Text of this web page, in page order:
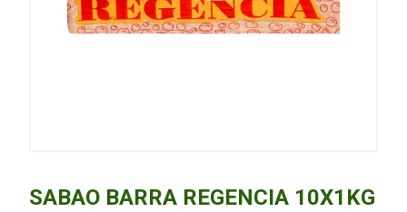
SABAO BARRA REGENCIA 10X1KG